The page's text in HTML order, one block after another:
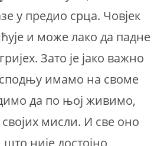
у предио срца. Човјек
и може лако да падне
Зато је јако важно
имамо на своме
да по њој живимо,
мисли. И све оно